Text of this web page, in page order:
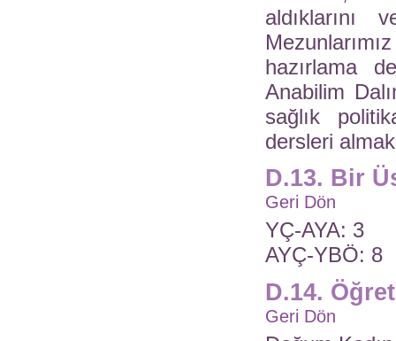
aldıklarını
hazırlama
Anabilim
sağlık
dersleri
D.13. Bir
Geri Dön
YÇ-AYA: 3
AYÇ-YBÖ: 8
D.14.
Geri Dön